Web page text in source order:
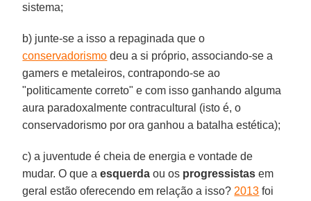
sistema;
b) junte-se a isso a repaginada que o
conservadorismo deu a si próprio, associando-se a
gamers e metaleiros, contrapondo-se ao
"politicamente correto" e com isso ganhando alguma
aura paradoxalmente contracultural (isto é, o
conservadorismo por ora ganhou a batalha estética);
c) a juventude é cheia de energia e vontade de
mudar. O que aesquerda ou os progressistas em
geral estão oferecendo em relação a isso? 2013 foi